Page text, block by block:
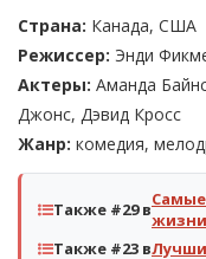
Страна: Канада, США
Режиссер: Энди
Актеры: Аманда
Джонс, Дэвид Кросс
Жанр: комедия,
Также #29 вжизни
Также #23 в